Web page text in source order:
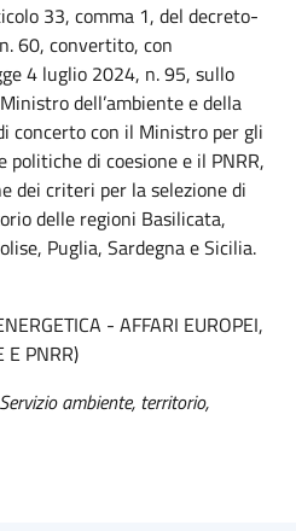
33, comma 1, del decreto-
60, convertito, con
4 luglio 2024, n. 95, sullo
dell’ambiente e della
concerto con il Ministro per gli
di coesione e il PNRR,
dei criteri per la selezione di
delle regioni Basilicata,
Puglia, Sardegna e Sicilia.
- AFFARI EUROPEI,
E PNRR)
ambiente, territorio,